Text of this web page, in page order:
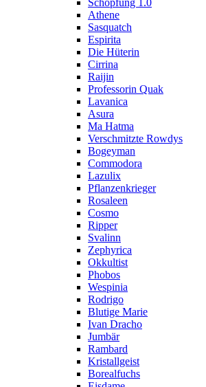
Schöpfung 1.0
Athene
Sasquatch
Espirita
Die Hüterin
Cirrina
Raijin
Professorin Quak
Lavanica
Asura
Ma Hatma
Verschmitzte Rowdys
Bogeyman
Commodora
Lazulix
Pflanzenkrieger
Rosaleen
Cosmo
Ripper
Svalinn
Zephyrica
Okkultist
Phobos
Wespinia
Rodrigo
Blutige Marie
Ivan Dracho
Jumbär
Rambard
Kristallgeist
Borealfuchs